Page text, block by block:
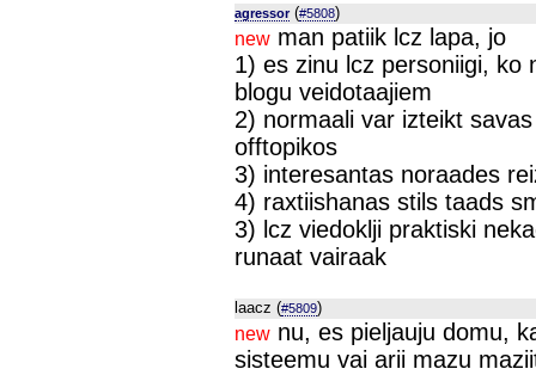
agressor(#5808)
new man patiik lcz lapa, jo
1) es zinu lcz personiigi, ko
blogu veidotaajiem
2) normaali var izteikt
offtopikos
3) interesantas noraades
4) raxtiishanas stils taads
3) lcz viedoklji praktiski
runaat vairaak
laacz (#5809)
new nu, es pieljauju domu,
sisteemu vai arii mazu